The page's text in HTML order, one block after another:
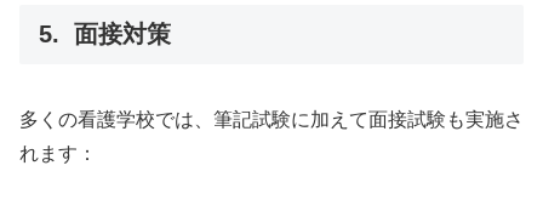
5. 面接対策
多くの看護学校では、筆記試験に加えて面接試験も実施さ
れます：